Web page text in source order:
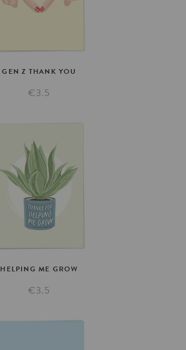
GEN Z THANK YOU
€3.5
HELPING ME GROW
€3.5